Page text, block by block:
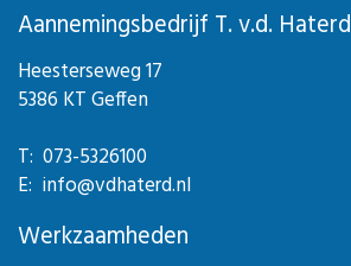
Aannemingsbedrijf T. v.d. Haterd
Heesterseweg 17
5386 KT Geffen
T: 073-5326100
E: info@vdhaterd.nl
Werkzaamheden